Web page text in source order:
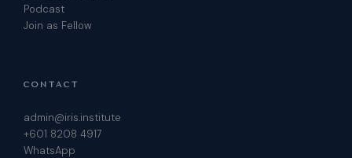
Podcast
Join as Fellow
CONTACT
admin@iris.institute
+601 8208 4917
WhatsApp